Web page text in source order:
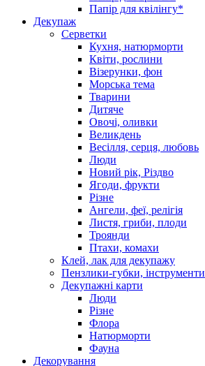
Папір для квілінгу*
Декупаж
Серветки
Кухня, натюрморти
Квіти, рослини
Візерунки, фон
Морська тема
Тварини
Дитяче
Овочі, оливки
Великдень
Весілля, серця, любовь
Люди
Новий рік, Різдво
Ягоди, фрукти
Різне
Ангели, феї, релігія
Листя, гриби, плоди
Троянди
Птахи, комахи
Клей, лак для декупажу
Пензлики-губки, інструменти
Декупажні карти
Люди
Різне
Флора
Натюрморти
Фауна
Декорування